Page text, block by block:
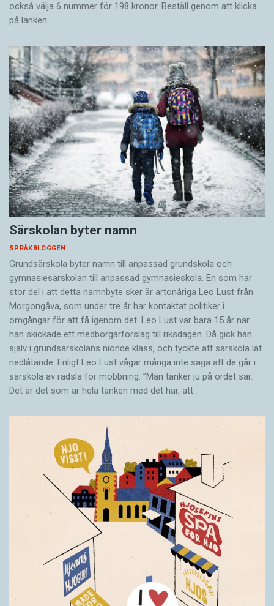
också välja 6 nummer för 198 kronor. Beställ genom att klicka
på länken.
Särskolan byter namn
SPRÅKBLOGGEN
Grundsärskola byter namn till anpassad grundskola och
gymnasiesärskolan till anpassad gymnasieskola. En som har
stor del i att detta namnbyte sker är artonåriga Leo Lust från
Morgongåva, som under tre år har kontaktat politiker i
omgångar för att få igenom det. Leo Lust var bara 15 år när
han skickade ett medborgarförslag till riksdagen. Då gick han
själv i grundsärskolans nionde klass, och tyckte att särskola lät
nedlåtande. Enligt Leo Lust vågar många inte säga att de går i
särskola av rädsla för mobbning: ”Man tänker ju på ordet sär.
Det är det som är hela tanken med det här, att…